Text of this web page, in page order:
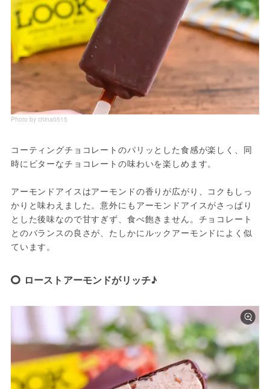
Photo by china0515
コーティングチョコレートのパリッとした食感が楽しく、同
時にビターなチョコレートの味わいを楽しめます。
アーモンドアイスはアーモンドの香りが広がり、コクもしっ
かりと味わえました。意外にもアーモンドアイスがさっぱり
とした後味なので甘すぎず、食べ飽きません。チョコレート
とのバランスの良さが、たしかにルックアーモンドによく似
ています。
ローストアーモンドがリッチ♪